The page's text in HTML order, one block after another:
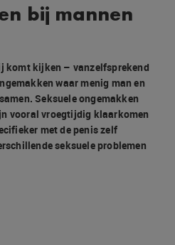
bij mannen
komt kijken – vanzelfsprekend
waar menig man en
Seksuele ongemakken
vooral vroegtijdig klaarkomen
met de penis zelf
seksuele problemen